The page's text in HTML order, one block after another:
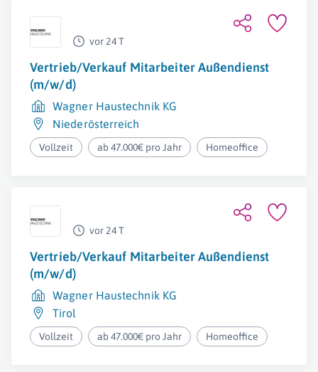
vor 24 T
Vertrieb/Verkauf Mitarbeiter Außendienst
(m/w/d)
Wagner Haustechnik KG
Niederösterreich
Vollzeit ab 47.000€ pro Jahr Homeoffice
vor 24 T
Vertrieb/Verkauf Mitarbeiter Außendienst
(m/w/d)
Wagner Haustechnik KG
Tirol
Vollzeit ab 47.000€ pro Jahr Homeoffice